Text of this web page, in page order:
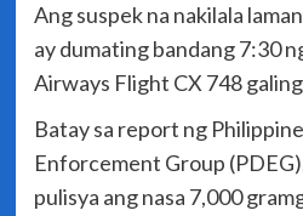
Ang suspek na nakilala
ay dumating bandang 7:30
Airways Flight CX 748
Batay sa report ng
Enforcement Group
pulisya ang nasa 7,000